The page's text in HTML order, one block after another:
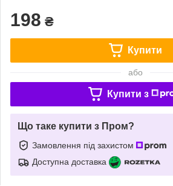
198 ₴
Купити
або
Купити з
Що таке купити з Пром?
Замовлення під захистом
Доступна доставка